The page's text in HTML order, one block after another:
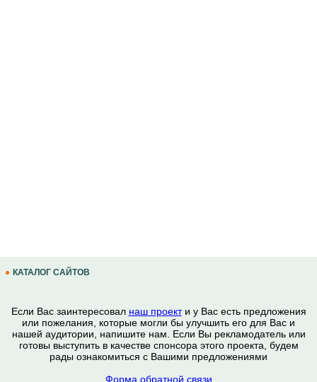
КАТАЛОГ САЙТОВ
Если Вас заинтересовал наш проекти у Вас есть предложения
или пожелания, которые могли бы улучшить его для Вас и
нашей аудитории, напишите нам. Если Вы рекламодатель или
готовы выступить в качестве спонсора этого проекта, будем
рады ознакомиться с Вашими предложениями
Форма обратной связи